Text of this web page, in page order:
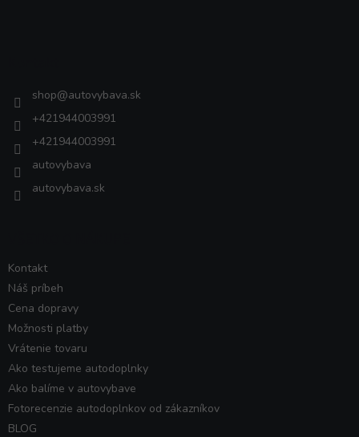
shop@autovybava.sk
+421944003991
+421944003991
autovybava
autovybava.sk
Kontakt
Náš príbeh
Cena dopravy
Možnosti platby
Vrátenie tovaru
Ako testujeme autodoplnky
Ako balíme v autovybave
Fotorecenzie autodoplnkov od zákazníkov
BLOG